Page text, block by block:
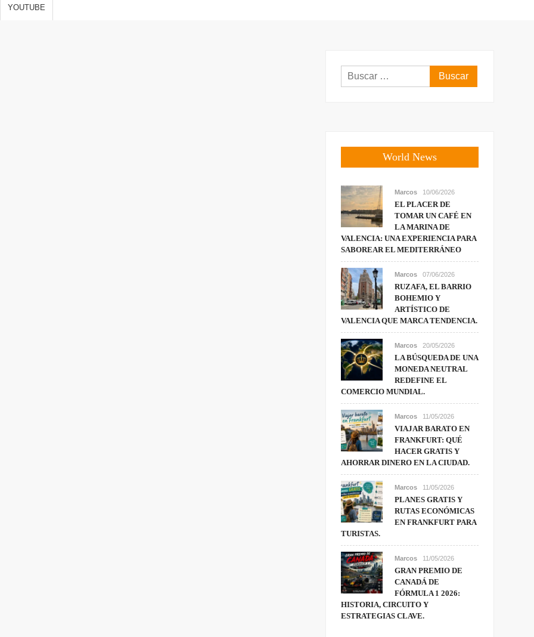
de vida,
YOUTUBE
Buscar:
World News
Marcos 10/06/2026
EL PLACER DE
TOMAR UN CAFÉ EN
LA MARINA DE
VALENCIA: UNA EXPERIENCIA PARA
SABOREAR EL MEDITERRÁNEO
Marcos 07/06/2026
RUZAFA, EL BARRIO
BOHEMIO Y
ARTÍSTICO DE
VALENCIA QUE MARCA TENDENCIA.
Marcos 20/05/2026
LA BÚSQUEDA DE UNA
MONEDA NEUTRAL
REDEFINE EL
COMERCIO MUNDIAL.
Marcos 11/05/2026
VIAJAR BARATO EN
FRANKFURT: QUÉ
HACER GRATIS Y
AHORRAR DINERO EN LA CIUDAD.
Marcos 11/05/2026
PLANES GRATIS Y
RUTAS ECONÓMICAS
EN FRANKFURT PARA
TURISTAS.
Marcos 11/05/2026
GRAN PREMIO DE
CANADÁ DE
FÓRMULA 1 2026:
HISTORIA, CIRCUITO Y
ESTRATEGIAS CLAVE.